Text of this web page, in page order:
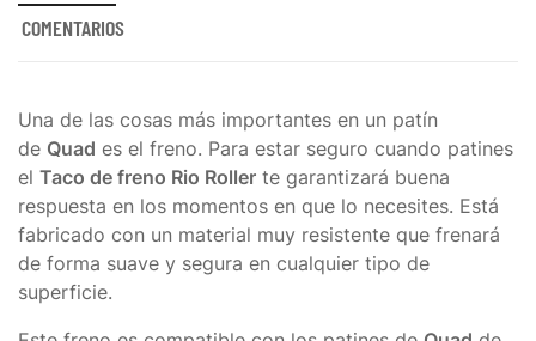
COMENTARIOS
Una de las cosas más importantes en un patín
de Quad es el freno. Para estar seguro cuando patines
el Taco de freno Rio Roller te garantizará buena
respuesta en los momentos en que lo necesites. Está
fabricado con un material muy resistente que frenará
de forma suave y segura en cualquier tipo de
superficie.